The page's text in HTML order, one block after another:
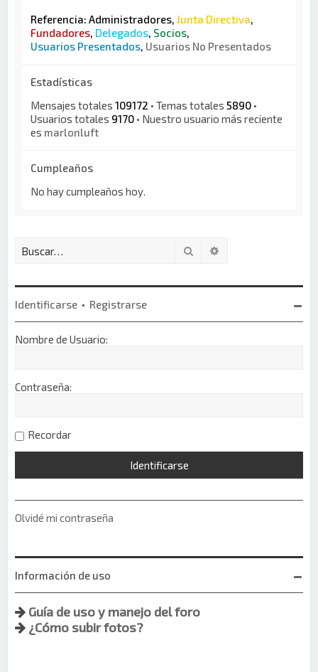
Referencia:Administradores,Junta Directiva,
Fundadores, Delegados, Socios,
Usuarios Presentados, Usuarios No Presentados
Estadísticas
Mensajes totales109172 • Temas totales5890 •
Usuarios totales 9170 • Nuestro usuario más reciente
es marlonluft
Cumpleaños
No hay cumpleaños hoy.
Buscar
Identificarse • Registrarse
Nombre de Usuario:
Contraseña:
Recordar
Olvidé mi contraseña
Información de uso
Guía de uso y manejo del foro
¿Cómo subir fotos?